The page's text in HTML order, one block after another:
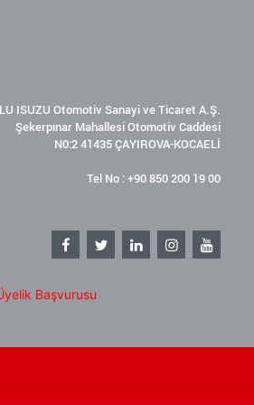
ISUZU Otomotiv Sanayi ve Ticaret A.Ş.
Şekerpınar Mahallesi Otomotiv Caddesi
N0:2 41435 ÇAYIROVA-KOCAELİ
Tel No : +90 850 200 19 00
Başvurusu